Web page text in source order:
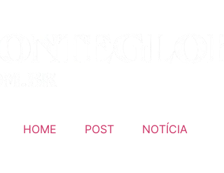
HOME POST NOTÍCIA